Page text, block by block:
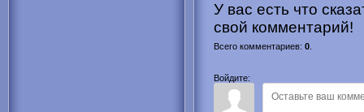
У вас есть что
свой комментарий!
Всего комментариев: 0
Войдите: